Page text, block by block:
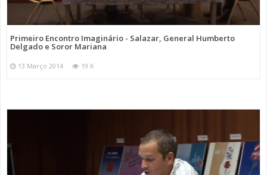
Primeiro Encontro Imaginário - Salazar, General Humberto
Delgado e Soror Mariana
13 Março 2014 19 K